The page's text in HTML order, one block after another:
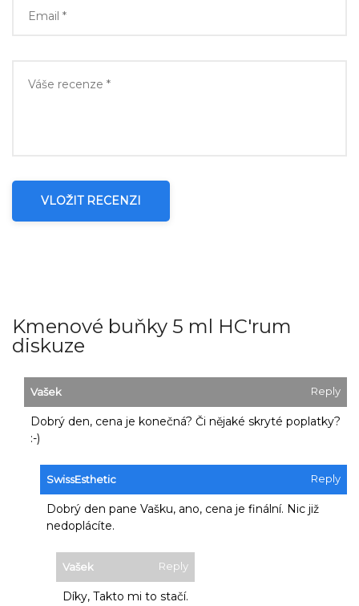
VLOŽIT RECENZI
Kmenové buňky 5 ml HC'rum
diskuze
Vašek Reply
Dobrý den, cena je konečná? Či nějaké skryté poplatky?
:-)
SwissEsthetic Reply
Dobrý den pane Vašku, ano, cena je finální. Nic již
nedoplácíte.
Vašek Reply
Díky, Takto mi to stačí.